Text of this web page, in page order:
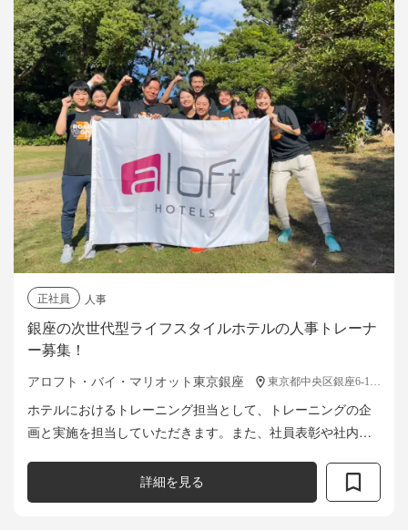
正社員
人事
銀座の次世代型ライフスタイルホテルの人事トレーナ
ー募集！
アロフト・バイ・マリオット東京銀座 東京都中央区銀座6-14-3
ホテルにおけるトレーニング担当として、トレーニングの企
画と実施を担当していただきます。また、社員表彰や社内イ
やエンゲージメント強化を図る重要なポジ...
詳細を見る